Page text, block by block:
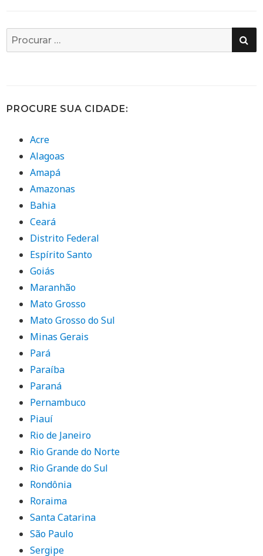
Busca
por:
PROCURE SUA CIDADE:
Acre
Alagoas
Amapá
Amazonas
Bahia
Ceará
Distrito Federal
Espírito Santo
Goiás
Maranhão
Mato Grosso
Mato Grosso do Sul
Minas Gerais
Pará
Paraíba
Paraná
Pernambuco
Piauí
Rio de Janeiro
Rio Grande do Norte
Rio Grande do Sul
Rondônia
Roraima
Santa Catarina
São Paulo
Sergipe